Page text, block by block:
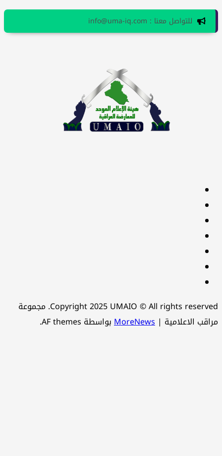
للتواصل معنا : info@uma-iq.com
facebook
Twitter
youtube
Linkedin
instagram
snapchat
Telegram
Copyright 2025 UMAIO © All rights reserved. مجموعة
الاعلامية|
MoreNewsبواسطة AF themes.